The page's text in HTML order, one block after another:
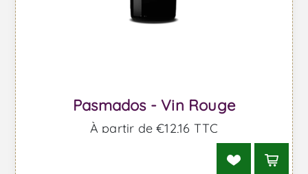
Pasmados - Vin Rouge
À partir de €12,16 TTC